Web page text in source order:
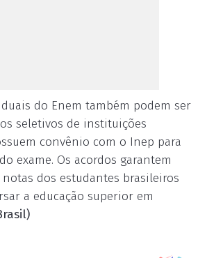
do Enem também podem ser
seletivos de instituições
convênio com o Inep para
exame. Os acordos garantem
dos estudantes brasileiros
a educação superior em